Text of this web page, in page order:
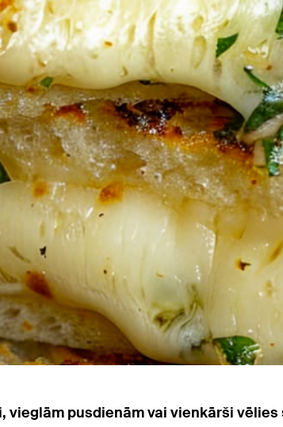
vieglām pusdienām vai vienkārši